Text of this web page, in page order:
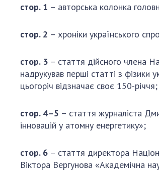
стор. 1 – авторська колонка
стор. 2 – хроніки українського
стор. 3 – стаття дійсного члена
надрукував перші статті з
цьогоріч відзначає своє 150-річчя;
стор. 4–5 – стаття журналіста
інновацій у атомну енергетику»;
стор. 6 – стаття директора
Віктора Вергунова «Академічна